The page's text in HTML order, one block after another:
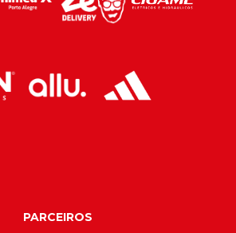
PARCEIROS